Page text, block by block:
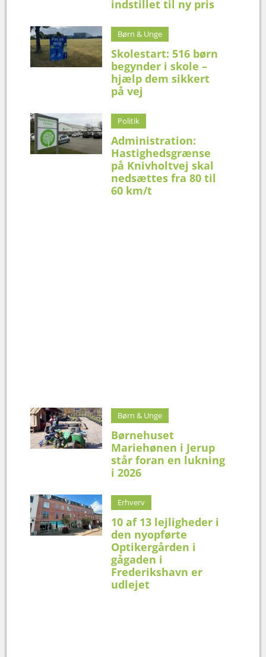
indstillet til ny pris
Børn & Unge
Skolestart: 516 børn
begynder i skole –
hjælp dem sikkert
på vej
Politik
Administration:
Hastighedsgrænse
på Knivholtvej skal
nedsættes fra 80 til
60 km/t
Børn & Unge
Børnehuset
Mariehønen i Jerup
står foran en lukning
i 2026
Erhverv
10 af 13 lejligheder i
den nyopførte
Optikergården i
gågaden i
Frederikshavn er
udlejet